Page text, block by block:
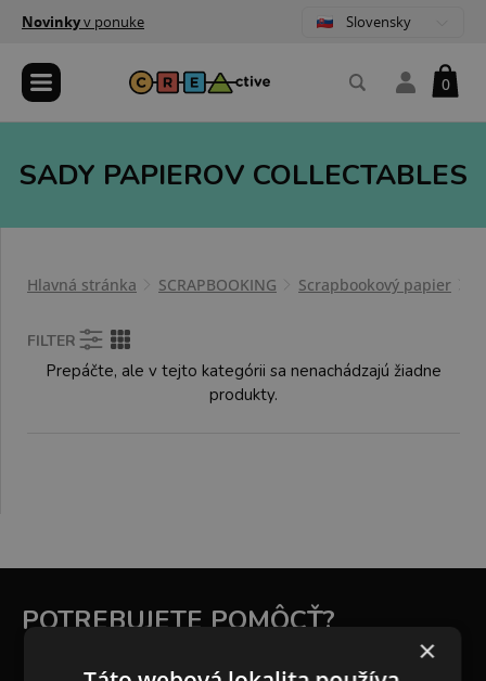
Novinkyv ponuke Slovensky
0
SADY PAPIEROV COLLECTABLES
Hlavná stránka SCRAPBOOKING Scrapbookový papier
FILTER
Prepáčte, ale v tejto kategórii sa nenachádzajú žiadne
produkty.
POTREBUJETE POMÔCŤ?
×